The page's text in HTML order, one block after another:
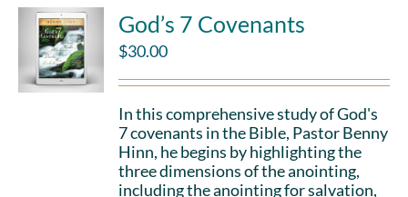
God’s 7 Covenants
$30.00
In this comprehensive study of God's
7 covenants in the Bible, Pastor Benny
Hinn, he begins by highlighting the
three dimensions of the anointing,
including the anointing for salvation,